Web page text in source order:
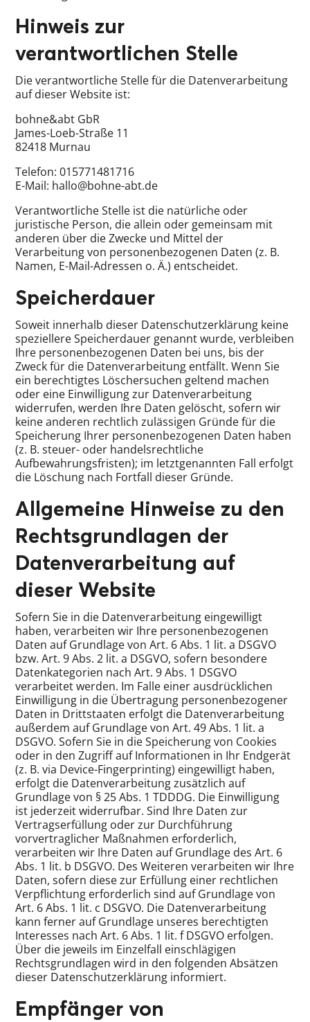
Hinweis zur
verantwortlichen Stelle
Die verantwortliche Stelle für die Datenverarbeitung
auf dieser Website ist:
bohne&abt GbR
James-Loeb-Straße 11
82418 Murnau
Telefon: 015771481716
E-Mail: hallo@bohne-abt.de
Verantwortliche Stelle ist die natürliche oder
juristische Person, die allein oder gemeinsam mit
anderen über die Zwecke und Mittel der
Verarbeitung von personenbezogenen Daten (z. B.
Namen, E-Mail-Adressen o. Ä.) entscheidet.
Speicherdauer
Soweit innerhalb dieser Datenschutzerklärung keine
speziellere Speicherdauer genannt wurde, verbleiben
Ihre personenbezogenen Daten bei uns, bis der
Zweck für die Datenverarbeitung entfällt. Wenn Sie
ein berechtigtes Löschersuchen geltend machen
oder eine Einwilligung zur Datenverarbeitung
widerrufen, werden Ihre Daten gelöscht, sofern wir
keine anderen rechtlich zulässigen Gründe für die
Speicherung Ihrer personenbezogenen Daten haben
(z. B. steuer- oder handelsrechtliche
Aufbewahrungsfristen); im letztgenannten Fall erfolgt
die Löschung nach Fortfall dieser Gründe.
Allgemeine Hinweise zu den
Rechtsgrundlagen der
Datenverarbeitung auf
dieser Website
Sofern Sie in die Datenverarbeitung eingewilligt
haben, verarbeiten wir Ihre personenbezogenen
Daten auf Grundlage von Art. 6 Abs. 1 lit. a DSGVO
bzw. Art. 9 Abs. 2 lit. a DSGVO, sofern besondere
Datenkategorien nach Art. 9 Abs. 1 DSGVO
verarbeitet werden. Im Falle einer ausdrücklichen
Einwilligung in die Übertragung personenbezogener
Daten in Drittstaaten erfolgt die Datenverarbeitung
außerdem auf Grundlage von Art. 49 Abs. 1 lit. a
DSGVO. Sofern Sie in die Speicherung von Cookies
oder in den Zugriff auf Informationen in Ihr Endgerät
(z. B. via Device-Fingerprinting) eingewilligt haben,
erfolgt die Datenverarbeitung zusätzlich auf
Grundlage von § 25 Abs. 1 TDDDG. Die Einwilligung
ist jederzeit widerrufbar. Sind Ihre Daten zur
Vertragserfüllung oder zur Durchführung
vorvertraglicher Maßnahmen erforderlich,
verarbeiten wir Ihre Daten auf Grundlage des Art. 6
Abs. 1 lit. b DSGVO. Des Weiteren verarbeiten wir Ihre
Daten, sofern diese zur Erfüllung einer rechtlichen
Verpflichtung erforderlich sind auf Grundlage von
Art. 6 Abs. 1 lit. c DSGVO. Die Datenverarbeitung
kann ferner auf Grundlage unseres berechtigten
Interesses nach Art. 6 Abs. 1 lit. f DSGVO erfolgen.
Über die jeweils im Einzelfall einschlägigen
Rechtsgrundlagen wird in den folgenden Absätzen
dieser Datenschutzerklärung informiert.
Empfänger von